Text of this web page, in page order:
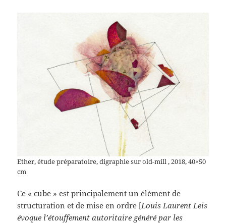
Ether, étude préparatoire, digraphie sur old-mill , 2018, 40×50
cm
Ce « cube » est principalement un élément de
structuration et de mise en ordre [Louis Laurent Leis
évoque l’étouffement autoritaire généré par les